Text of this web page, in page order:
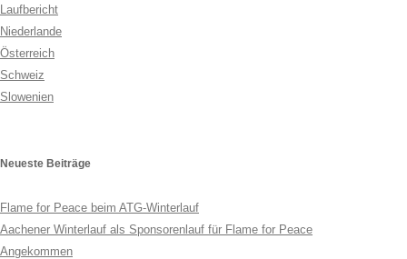
Laufbericht
Niederlande
Österreich
Schweiz
Slowenien
Neueste Beiträge
Flame for Peace beim ATG-Winterlauf
Aachener Winterlauf als Sponsorenlauf für Flame for Peace
Angekommen